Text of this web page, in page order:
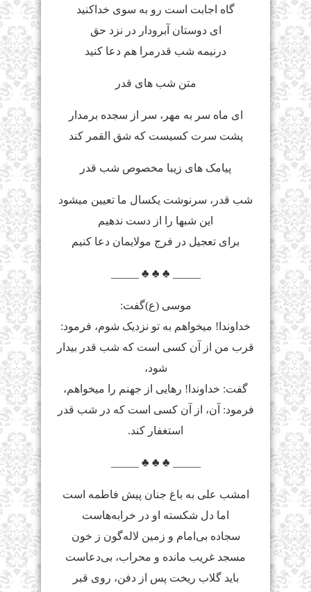
گاه اجابت است رو به سوی خداکنید
ای دوستان آبرودار در نزد حق
درنیمه شب قدرمرا هم دعا کنید
متن شب های قدر
ای ماه سر به مهر، سر از سجده برمدار
پشت سرت کسیست که شق القمر کند
پیامک های زیبا مخصوص شب قدر
شب قدر، سرنوشت یکسال ما تعیین میشود
این شبها را از دست ندهیم
برای تعجیل در فرج مولایمان دعا کنیم
_____ ♣ ♣ ♣ _____
موسی (ع)گفت:
خداوندا! می‏خواهم به تو نزدیک شوم، فرمود:
قرب من از آن کسى است که شب قدر بیدار
شود،
گفت: خداوندا! رهایى از جهنم را می‏خواهم،
فرمود: آن، از آن کسى است که در شب قدر
استغفار کند.
_____ ♣ ♣ ♣ _____
ﺍﻣﺸﺐ ﻋﻠﯽ ﺑﻪ ﺑﺎﻍ ﺟﻨﺎﻥ ﭘﯿﺶ ﻓﺎﻃﻤﻪ ﺍﺳﺖ
ﺍﻣﺎ ﺩﻝ ﺷﮑﺴﺘﻪ ﺍﻭ ﺩﺭ ﺧﺮﺍﺑﻪ‌ﻫﺎﺳﺖ
ﺳﺠﺎﺩﻩ ﺑﯽ‌ﺍﻣﺎﻡ ﻭ ﺯﻣﯿﻦ‌ ﻻ‌ﻟﻪ‌ﮔﻮﻥ ﺯ ﺧﻮﻥ
ﻣﺴﺠﺪ ﻏﺮﯾﺐ ﻣﺎﻧﺪﻩ ﻭ ﻣﺤﺮﺍﺏ، ﺑﯽ‌ﺩﻋﺎﺳﺖ
ﺑﺎﯾﺪ ﮔﻼ‌ﺏ ﺭﯾﺨﺖ ﭘﺲ ﺍﺯ ﺩﻓﻦ، ﺭﻭﯼ ﻗﺒﺮ